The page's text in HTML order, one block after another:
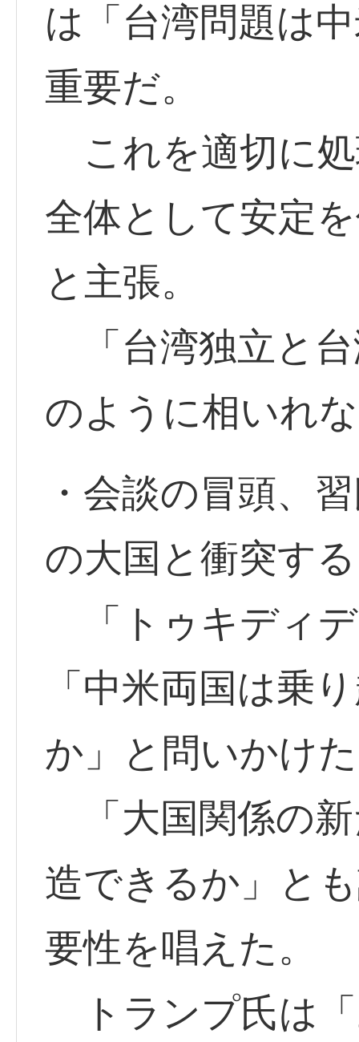
は「台湾問題は
重要だ。
これを適切に
全体として安定
と主張。
「台湾独立と台
のように相いれ
・会談の冒頭、
の大国と衝突する
「トゥキディ
「中米両国は乗
か」と問いかけ
「大国関係の
造できるか」と
要性を唱えた。
トランプ氏は